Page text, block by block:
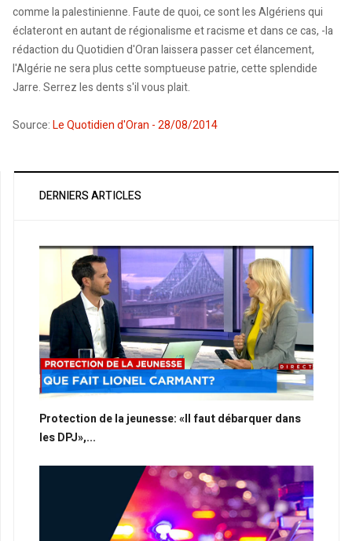
comme la palestinienne. Faute de quoi, ce sont les Algériens qui
éclateront en autant de régionalisme et racisme et dans ce cas, -la
rédaction du Quotidien d'Oran laissera passer cet élancement,
l'Algérie ne sera plus cette somptueuse patrie, cette splendide
Jarre. Serrez les dents s'il vous plait.
Source:Le Quotidien d'Oran - 28/08/2014
DERNIERS ARTICLES
Protection de la jeunesse: «Il faut débarquer dans
les DPJ»,...